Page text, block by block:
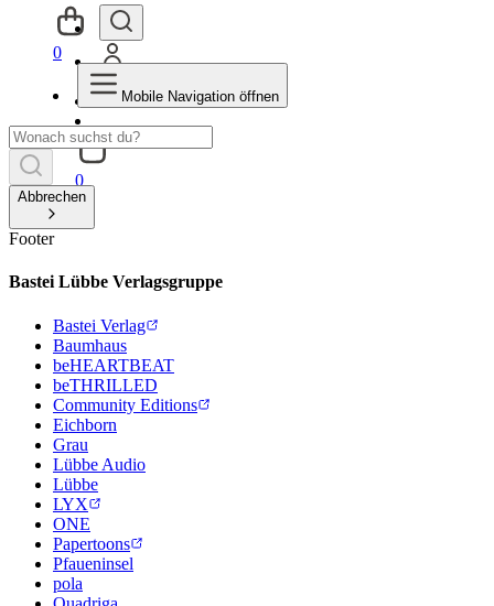
0
0
Mobile Navigation öffnen
Abbrechen
Footer
Bastei Lübbe Verlagsgruppe
Bastei Verlag
Baumhaus
beHEARTBEAT
beTHRILLED
Community Editions
Eichborn
Grau
Lübbe Audio
Lübbe
LYX
ONE
Papertoons
Pfaueninsel
pola